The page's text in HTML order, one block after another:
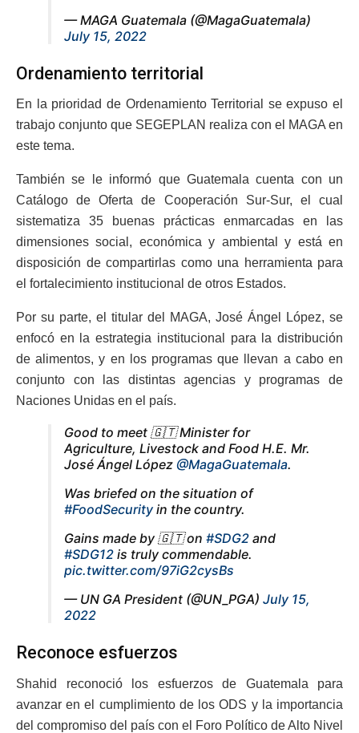
— MAGA Guatemala (@MagaGuatemala)
July 15, 2022
Ordenamiento territorial
En la prioridad de Ordenamiento Territorial se expuso el
trabajo conjunto que SEGEPLAN realiza con el MAGA en
este tema.
También se le informó que Guatemala cuenta con un
Catálogo de Oferta de Cooperación Sur-Sur, el cual
sistematiza 35 buenas prácticas enmarcadas en las
dimensiones social, económica y ambiental y está en
disposición de compartirlas como una herramienta para
el fortalecimiento institucional de otros Estados.
Por su parte, el titular del MAGA, José Ángel López, se
enfocó en la estrategia institucional para la distribución
de alimentos, y en los programas que llevan a cabo en
conjunto con las distintas agencias y programas de
Naciones Unidas en el país.
Good to meet 🇬🇹 Minister for
Agriculture, Livestock and Food H.E. Mr.
José Ángel López @MagaGuatemala.
Was briefed on the situation of
#FoodSecurity in the country.
Gains made by 🇬🇹 on #SDG2 and
#SDG12 is truly commendable.
pic.twitter.com/97iG2cysBs
— UN GA President (@UN_PGA) July 15,
2022
Reconoce esfuerzos
Shahid reconoció los esfuerzos de Guatemala para
avanzar en el cumplimiento de los ODS y la importancia
del compromiso del país con el Foro Político de Alto Nivel